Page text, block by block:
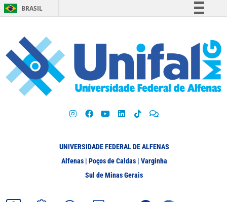
BRASIL
Participe
Acesso à informação
Legislação
UNIVERSIDADE FEDERAL DE ALFENAS
Alfenas | Poços de Caldas | Varginha
Sul de Minas Gerais